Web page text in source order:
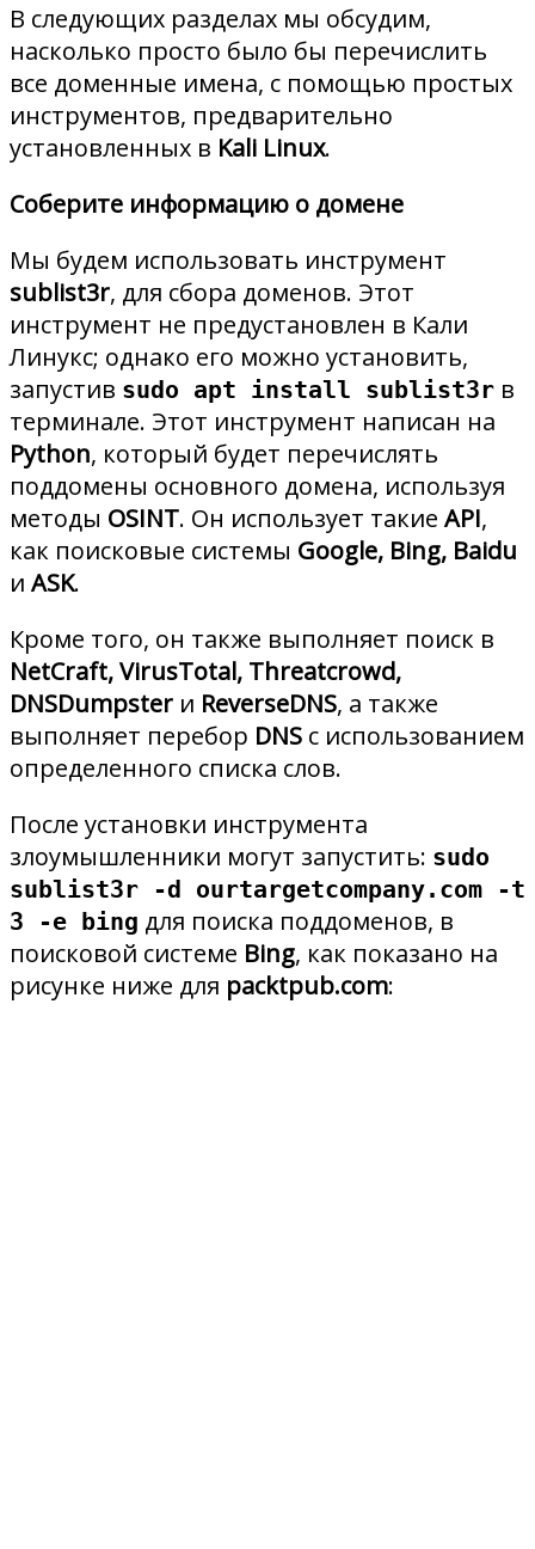
В следующих разделах мы обсудим,
насколько просто было бы перечислить
все доменные имена, с помощью простых
инструментов, предварительно
установленных в Kali Linux.
Соберите информацию о домене
Мы будем использовать инструмент
sublist3r, для сбора доменов. Этот
инструмент не предустановлен в Кали
Линукс; однако его можно установить,
запустив sudo apt install sublist3r в
терминале. Этот инструмент написан на
Python, который будет перечислять
поддомены основного домена, используя
методы OSINT. Он использует такие API,
как поисковые системы Google, Bing, Baidu
и ASK.
Кроме того, он также выполняет поиск в
NetCraft, VirusTotal, Threatcrowd,
DNSDumpster и ReverseDNS, а также
выполняет перебор DNS с использованием
определенного списка слов.
После установки инструмента
злоумышленники могут запустить: sudo
sublist3r -d ourtargetcompany.com -t
3 -e bing для поиска поддоменов, в
поисковой системе Bing, как показано на
рисунке ниже для packtpub.com: